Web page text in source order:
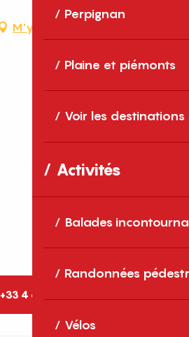
Perpignan
Plaine et piémonts
Voir les destinations
Activités
Balades
Randonnées
Vélos
M'y rendre
+33 4 68 30 68